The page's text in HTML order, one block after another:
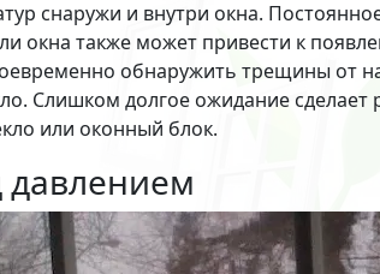
снаружи и внутри окна.
окна также может привести к
обнаружить трещины от
Слишком долгое ожидание
или оконный блок.